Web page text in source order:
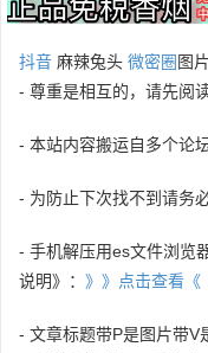
抖音 麻辣兔头 微密圈 图
- 尊重是相互的，请先阅
- 本站内容搬运自多个论
- 为防止下次找不到请务
- 手机解压用es文件浏览
说明》： 》》点击查看《
- 文章标题带P是图片带V